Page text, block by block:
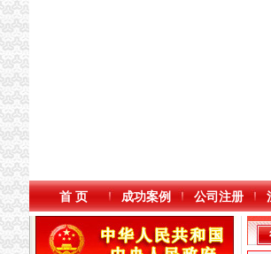
首 页 成功案例 公司注册